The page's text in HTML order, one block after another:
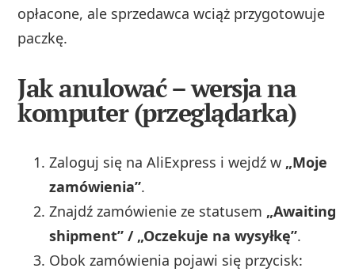
opłacone, ale sprzedawca wciąż przygotowuje
paczkę.
Jak anulować – wersja na
komputer (przeglądarka)
Zaloguj się na AliExpress i wejdź w „Moje
zamówienia”.
Znajdź zamówienie ze statusem „Awaiting
shipment” / „Oczekuje na wysyłkę”.
Obok zamówienia pojawi się przycisk: